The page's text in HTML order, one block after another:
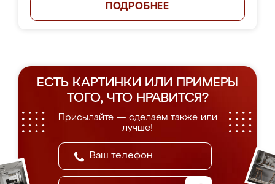
ПОДРОБНЕЕ
ЕСТЬ КАРТИНКИ ИЛИ ПРИМЕРЫ
ТОГО, ЧТО НРАВИТСЯ?
Присылайте — сделаем также или
лучше!